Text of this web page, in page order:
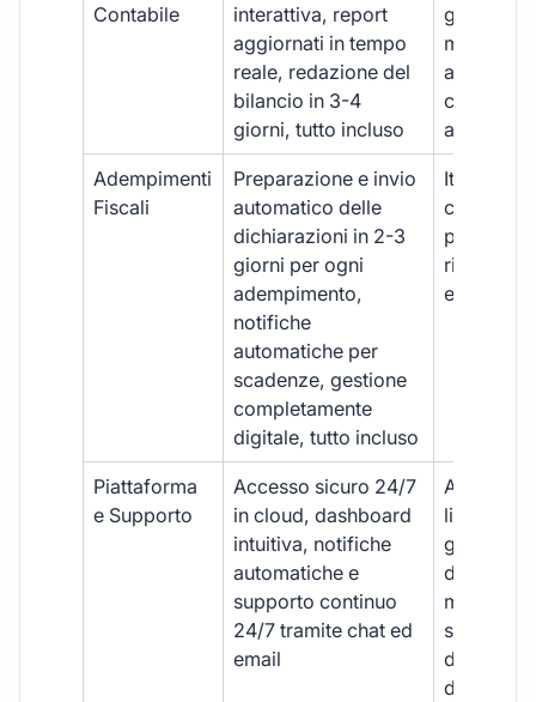
Contabile
interattiva, report
aggiornati in tempo
reale, redazione del
bilancio in 3-4
giorni, tutto incluso
gestione
manuale,
con
aggiuntivi
Adempimenti
Fiscali
Preparazione e invio
automatico delle
dichiarazioni in 2-3
giorni per ogni
adempimento,
notifiche
automatiche per
scadenze, gestione
completamente
digitale, tutto incluso
Iter
costi
per ogni
rischio di
e
Piattaforma
e Supporto
Accesso sicuro 24/7
in cloud, dashboard
intuitiva, notifiche
automatiche e
supporto continuo
24/7 tramite chat ed
email
Accesso
limitato,
gestione
manuale,
supporto
durante